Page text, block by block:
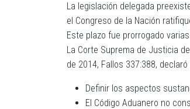
La legislación delegada
el Congreso de la Nación
Este plazo fue prorrogado
La Corte Suprema de Justicia
de 2014, Fallos 337:388,
Definir los aspectos
El Código Aduanero no